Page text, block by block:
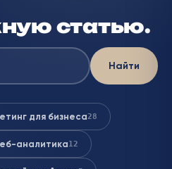
статью.
Найти
для бизнеса28
аналитика12